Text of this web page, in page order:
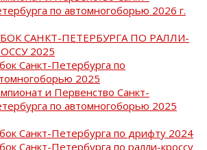
по автомногоборью 2026 г.
САНКТ-ПЕТЕРБУРГА ПО РАЛЛИ-
2025
Санкт-Петербурга по
2025
и Первенство Санкт-
по автомногоборью 2025
Санкт-Петербурга по дрифту 2024
Санкт-Петербурга по ралли-кроссу